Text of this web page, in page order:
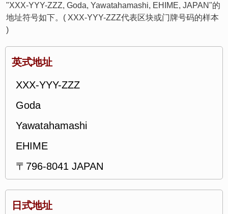
"XXX-YYY-ZZZ, Goda, Yawatahamashi, EHIME, JAPAN"的
地址符号如下。( XXX-YYY-ZZZ代表区块或门牌号码的样本
)
英式地址
XXX-YYY-ZZZ
Goda
Yawatahamashi
EHIME
〒796-8041 JAPAN
日式地址